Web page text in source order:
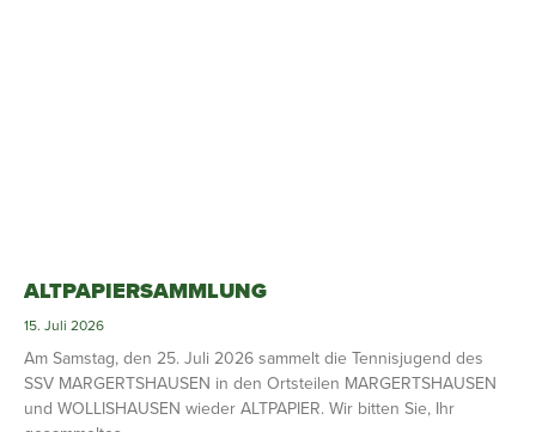
ALTPAPIERSAMMLUNG
15. Juli 2026
Am Samstag, den 25. Juli 2026 sammelt die Tennisjugend des
SSV MARGERTSHAUSEN in den Ortsteilen MARGERTSHAUSEN
und WOLLISHAUSEN wieder ALTPAPIER. Wir bitten Sie, Ihr